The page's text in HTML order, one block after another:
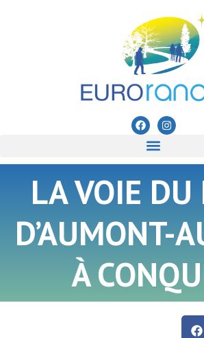
LA VOIE DU
D’AUMONT-
À